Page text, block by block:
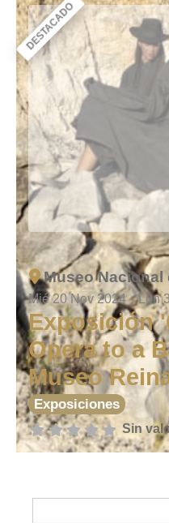
DESTACADO
Museo Nacional
Mié 20 Nov 2024 - Lun
Exposición
Opera to a
Museo
Exposiciones
Sin